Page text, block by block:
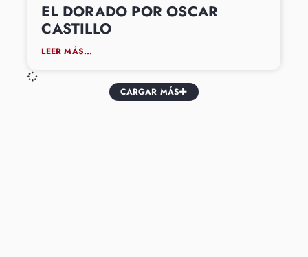
EL DORADO POR OSCAR
CASTILLO
LEER MÁS...
CARGAR MÁS